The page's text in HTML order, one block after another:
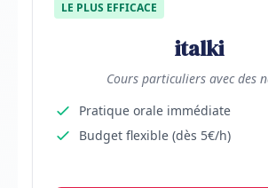
LE PLUS EFFICACE
italki
Cours particuliers avec des
Pratique orale immédiate
Budget flexible (dès 5€/h)